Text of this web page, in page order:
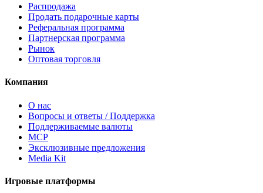
Распродажа
Продать подарочные карты
Реферальная программа
Партнерская программа
Рынок
Оптовая торговля
Компания
О нас
Вопросы и ответы / Поддержка
Поддерживаемые валюты
MCP
Эксклюзивные предложения
Media Kit
Игровые платформы